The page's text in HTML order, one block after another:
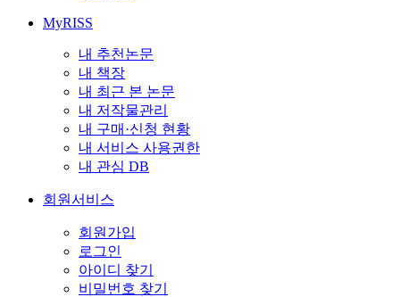
MyRISS
내 추천논문
내 책장
내 최근 본 논문
내 저작물관리
내 구매·신청 현황
내 서비스 사용권한
내 관심 DB
회원서비스
회원가입
로그인
아이디 찾기
비밀번호 찾기